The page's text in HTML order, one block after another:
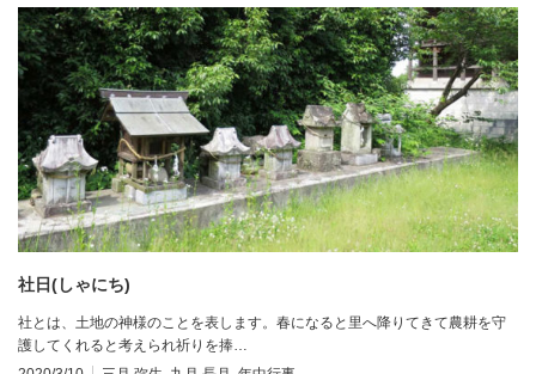
社日(しゃにち)
社とは、土地の神様のことを表します。春になると里へ降りてきて農耕を守
護してくれると考えられ祈りを捧…